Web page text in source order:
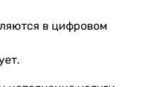
в цифровом